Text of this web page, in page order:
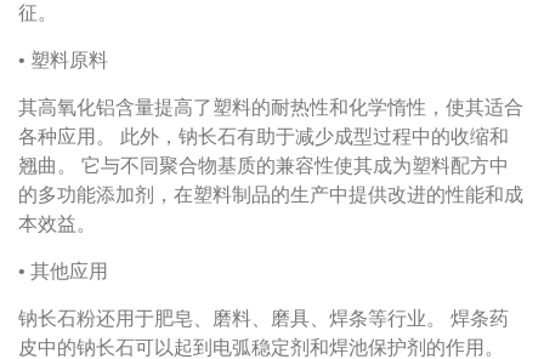
征。
• 塑料原料
其高氧化铝含量提高了塑料的耐热性和化学惰性，使其适合
各种应用。
此外，钠长石有助于减少成型过程中的收缩和
翘曲。
它与不同聚合物基质的兼容性使其成为塑料配方中
的多功能添加剂，在塑料制品的生产中提供改进的性能和成
本效益。
• 其他应用
钠长石粉还用于肥皂、磨料、磨具、焊条等行业。
焊条药
皮中的钠长石可以起到电弧稳定剂和焊池保护剂的作用。